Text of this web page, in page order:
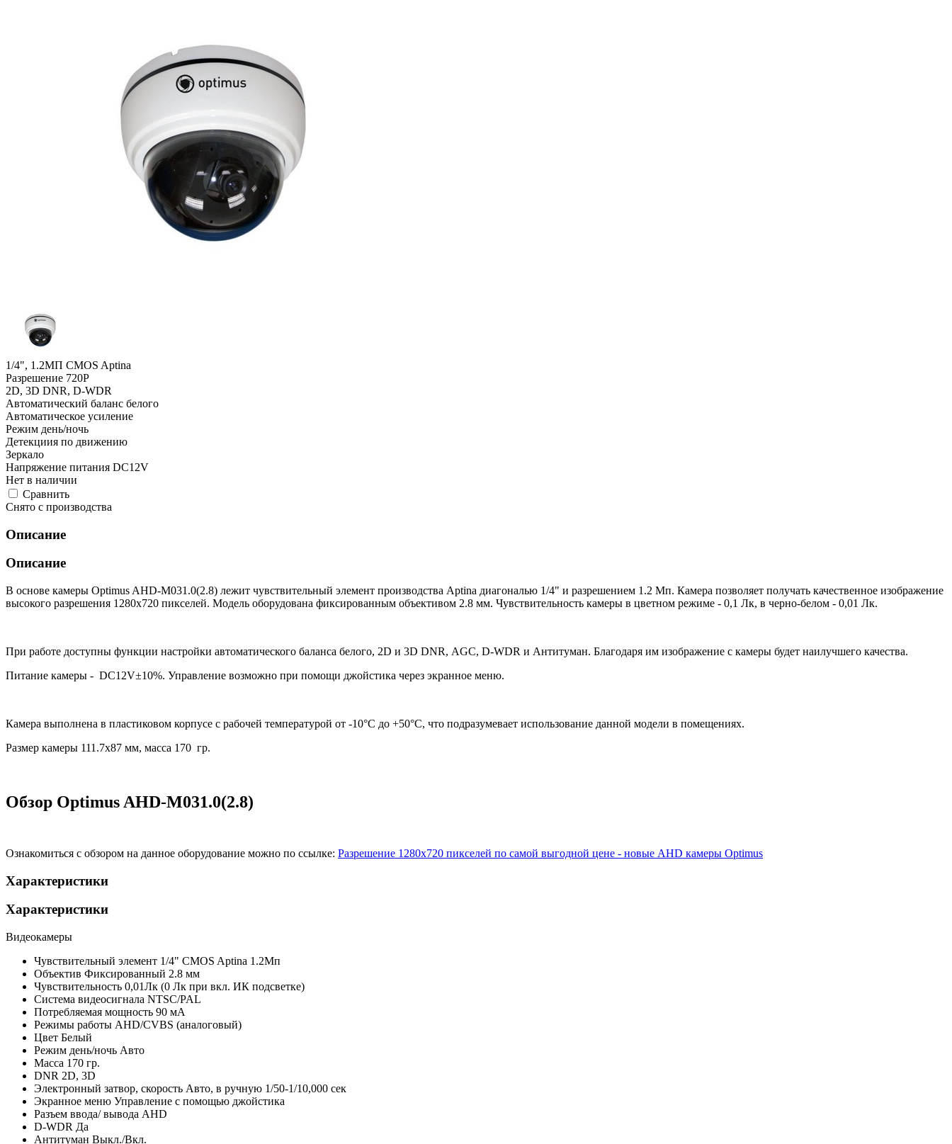
1/4", 1.2МП CMOS Aptina
Разрешение 720P
2D, 3D DNR, D-WDR
Автоматический баланс белого
Автоматическое усиление
Режим день/ночь
Детекциия по движению
Зеркало
Напряжение питания DC12V
Нет в наличии
Cравнить
Снято с производства
Описание
Описание
В основе камеры Optimus AHD-M031.0(2.8) лежит чувствительный элемент производства Aptina диагональю 1/4" и разрешением 1.2 Мп. Камера позволяет получать качественное изображение
высокого разрешения 1280х720 пикселей. Модель оборудована фиксированным объективом 2.8 мм. Чувствительность камеры в цветном режиме - 0,1 Лк, в черно-белом - 0,01 Лк.
При работе доступны функции настройки автоматического баланса белого, 2D и 3D DNR, AGC, D-WDR и Антитуман. Благодаря им изображение с камеры будет наилучшего качества.
Питание камеры - DC12V±10%. Управление возможно при помощи джойстика через экранное меню.
Камера выполнена в пластиковом корпусе с рабочей температурой от -10°С до +50°С, что подразумевает использование данной модели в помещениях.
Размер камеры 111.7х87 мм, масса 170 гр.
Обзор Optimus AHD-M031.0(2.8)
Ознакомиться с обзором на данное оборудование можно по ссылке: Разрешение 1280х720 пикселей по самой выгодной цене - новые AHD камеры Optimus
Характеристики
Характеристики
Видеокамеры
Чувствительный элемент 1/4" CMOS Aptina 1.2Мп
Объектив Фиксированный 2.8 мм
Чувствительность 0,01Лк (0 Лк при вкл. ИК подсветке)
Система видеосигнала NTSC/PAL
Потребляемая мощность 90 мА
Режимы работы AHD/CVBS (аналоговый)
Цвет Белый
Режим день/ночь Авто
Масса 170 гр.
DNR 2D, 3D
Электронный затвор, скорость Авто, в ручную 1/50-1/10,000 сек
Экранное меню Управление с помощью джойстика
Разъем ввода/ вывода AHD
D-WDR Да
Антитуман Выкл./Вкл.